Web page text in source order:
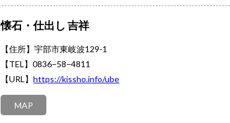
懐石・仕出し 吉祥
【住所】宇部市東岐波129-1
【TEL】0836−58−4811
【URL】https://kissho.info/ube
MAP